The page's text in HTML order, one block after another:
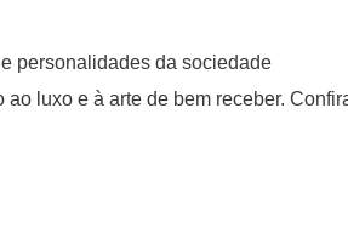
personalidades da sociedade
luxo e à arte de bem receber.